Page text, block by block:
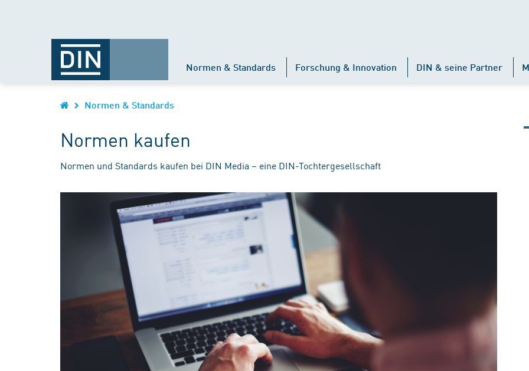
Normen & Standards Forschung & Innovation DIN & seine Partner
Normen & Standards
Normen kaufen
Normen und Standards kaufen bei DIN Media – eine DIN-Tochtergesellschaft